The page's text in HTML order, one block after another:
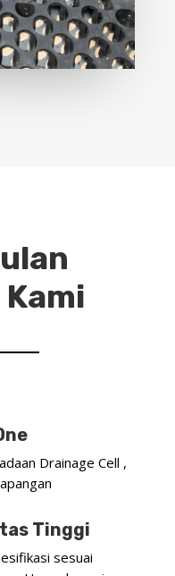
Drainage Cell ,
Tinggi
sesuai